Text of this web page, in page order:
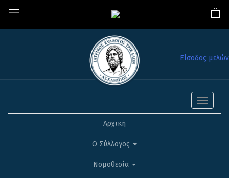
Είσοδος μελών
Toggle
Αρχική
Ο Σύλλογος
Νομοθεσία